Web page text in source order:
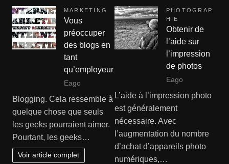
MARKETING
Vous
préoccuper
des blogs en
tant
qu’employeur
Eago
Blogging. Cela ressemble à
quelque chose que seuls
les geeks pourraient aimer.
Pourtant, les geeks…
Voir article complet
PHOTOGRAP
HIE
Obtenir de
l’aide sur
l’impression
de photos
Eago
L’aide à l’impression photo
est généralement
nécessaire. Avec
l’augmentation du nombre
d’achat d’appareils photo
numériques,…